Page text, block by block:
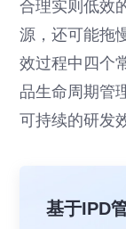
合理实则低效
源，还可能拖
效过程中四个
品生命周期管
可持续的研发
基于IPD